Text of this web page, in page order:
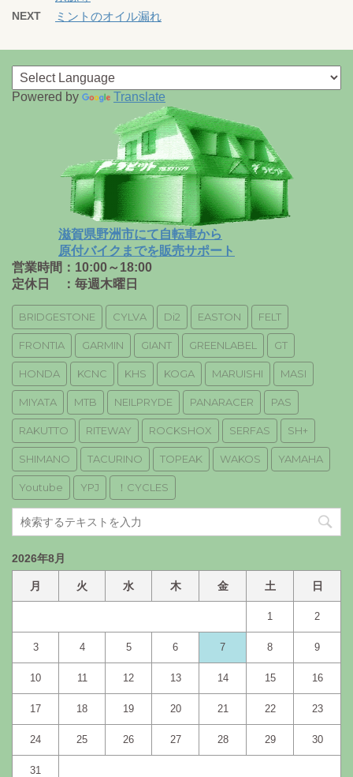
NEXT ミントのオイル漏れ
Powered by Translate
滋賀県野洲市にて自転車から
原付バイクまでを販売サポート
営業時間：10:00～18:00
定休日 ：毎週木曜日
BRIDGESTONE CYLVA Di2 EASTON FELT
FRONTIA GARMIN GIANT GREENLABEL GT
HONDA KCNC KHS KOGA MARUISHI MASI
MIYATA MTB NEILPRYDE PANARACER PAS
RAKUTTO RITEWAY ROCKSHOX SERFAS SH+
SHIMANO TACURINO TOPEAK WAKOS YAMAHA
Youtube YPJ ！CYCLES
2026年8月
月 火 水 木 金 土 日
1 2
3 4 5 6 7 8 9
10 11 12 13 14 15 16
17 18 19 20 21 22 23
24 25 26 27 28 29 30
31